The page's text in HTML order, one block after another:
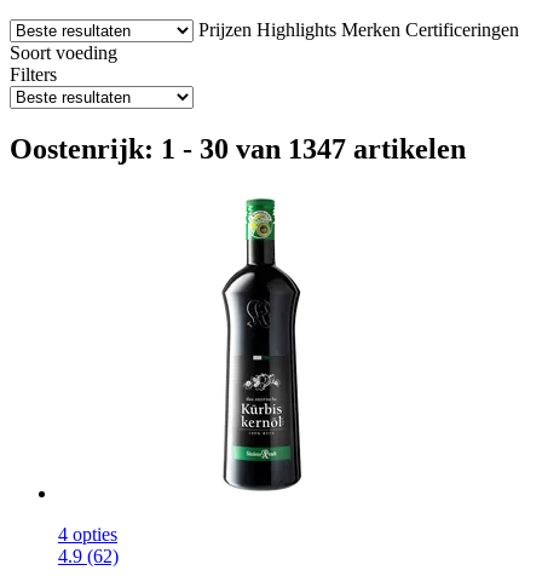
Prijzen Highlights Merken Certificeringen
Soort voeding
Filters
Oostenrijk: 1 - 30 van 1347 artikelen
4 opties
4.9 (62)